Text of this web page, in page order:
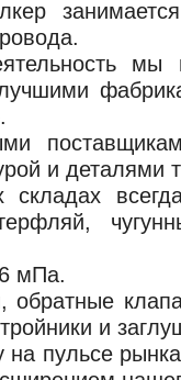
мы
и деталями
мПа.
обратные
и
пульсе